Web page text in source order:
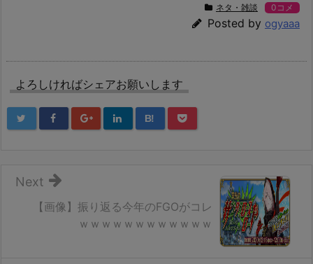
ネタ・雑談 0コメ
Posted by ogyaaa
よろしければシェアお願いします
B!
【画像】振り返る今年のFGOがコレ
ｗｗｗｗｗｗｗｗｗｗｗｗ
Next